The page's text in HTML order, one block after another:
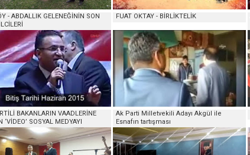
- ABDALLIK GELENEĞİNİN SON
FUAT OKTAY - BİRLİKTELİK
BAKANLARIN VAADLERİNE
‘VİDEO’ SOSYAL MEDYAYI
Ak Parti Milletvekili Adayı Akgül ile
Esnafın tartışması